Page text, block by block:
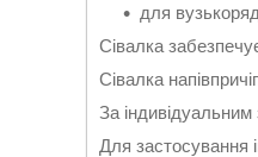
для
Сівалка
Сівалка
За
Для застосування